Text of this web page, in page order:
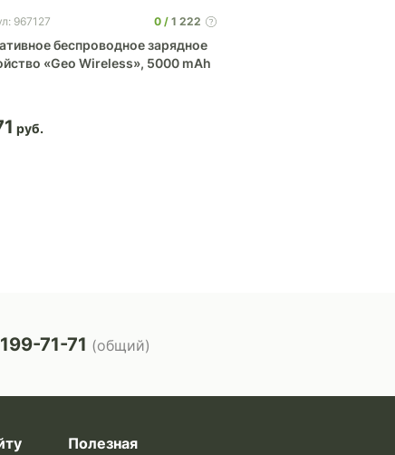
967127 0 1 222
беспроводное зарядное
«Geo Wireless», 5000 mAh
71-71 (общий)
Полезная